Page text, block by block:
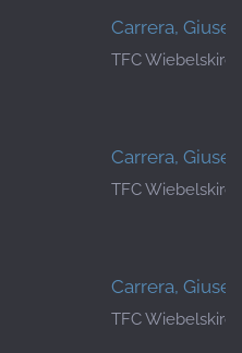
Carrera,
TFC
Carrera,
TFC
Carrera,
TFC